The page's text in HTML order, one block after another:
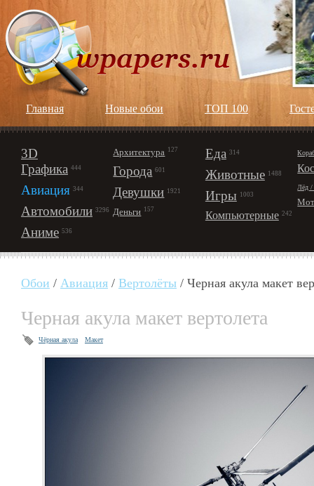
Главная Новые обои ТОП 100
3D
Графика 444
Авиация 344
Автомобили 3296
Аниме 536
Архитектура 127
Города 601
Девушки 1921
Деньги 157
Еда 314
Животные 1488
Игры 1003
Компьютерные 242
Лёд
Обои / Авиация / Вертолёты / Черная акула макет
Черная акула макет вертолета
Чёрная акула Макет